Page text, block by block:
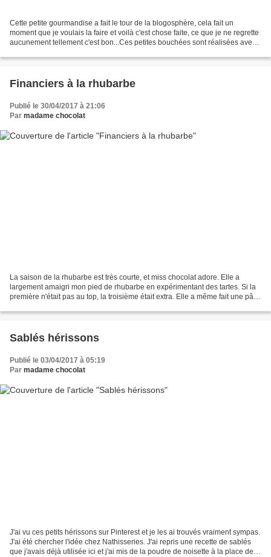
Cette petite gourmandise a fait le tour de la blogosphère, cela fait un
moment que je voulais la faire et voilà c'est chose faite, ce que je ne regrette
aucunement tellement c'est bon...Ces petites bouchées sont réalisées avec
Financiers à la rhubarbe
Publié le 30/04/2017 à 21:06
Par madame chocolat
La saison de la rhubarbe est très courte, et miss chocolat adore. Elle a
largement amaigri mon pied de rhubarbe en expérimentant des tartes. Si la
première n'était pas au top, la troisième était extra. Elle a même fait une pâte
Sablés hérissons
Publié le 03/04/2017 à 05:19
Par madame chocolat
J'ai vu ces petits hérissons sur Pinterest et je les ai trouvés vraiment sympas.
J'ai été chercher l'idée chez Nathisseries. J'ai repris une recette de sablés
que j'avais déjà utilisée ici et j'ai mis de la poudre de noisette à la place de la